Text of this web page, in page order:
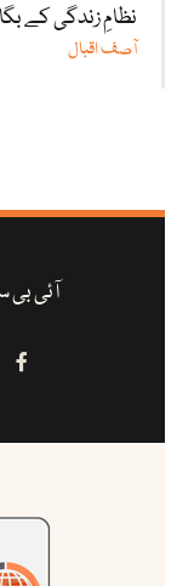
نظامِ زندگی کے
آصف اقبال
آئی بی